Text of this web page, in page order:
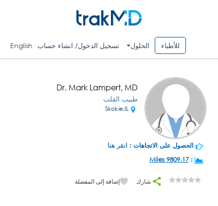
للأطباء الحلول تسجيل الدخول/ انشاء حساب English
Dr. Mark Lampert, MD
طبيب القلب
الحصول على الاتجاهات : انقر هنا
:
9809.17 Miles
شارك إضافة إلى المفضلة